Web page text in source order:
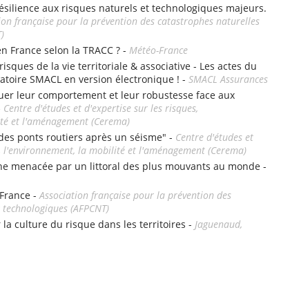
aux risques naturels et technologiques majeurs.
française pour la prévention des catastrophes naturelles
France selon la TRACC ? - Météo-France
de la vie territoriale & associative - Les actes du
SMACL en version électronique ! - SMACL Assurances
leur comportement et leur robustesse face aux
Centre d'études et d'expertise sur les risques,
et l'aménagement (Cerema)
ponts routiers après un séisme" - Centre d'études et
l'environnement, la mobilité et l'aménagement (Cerema)
menacée par un littoral des plus mouvants au monde -
-Association française pour la prévention des
(AFPCNT)
culture du risque dans les territoires - Jaguenaud,